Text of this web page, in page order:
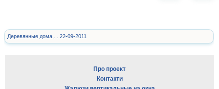
Деревянные дома,. . 22-09-2011
Про проект
Контакти